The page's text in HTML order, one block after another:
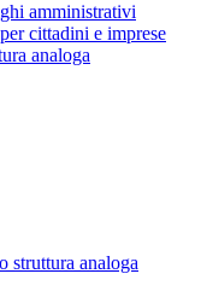
amministrativi
cittadini e imprese
analoga
struttura analoga